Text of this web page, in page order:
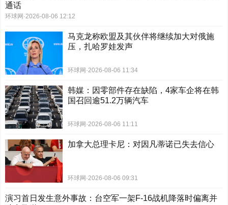
通话
环球网 ·2026-08-06 12:12
马克龙称欧盟及其伙伴将继续加大对俄施
压，扎哈罗娃发声
环球网 ·2026-08-06 11:34
韩媒：因零部件存在缺陷，4家车企将在韩
国召回逾51.2万辆汽车
环球网 ·2026-08-06 11:11
加拿大总理卡尼：对因凡蒂诺已失去信心
环球网 ·2026-08-06 09:31
演习首日发生意外事故：台空军一架F-16战机降落时偏离并